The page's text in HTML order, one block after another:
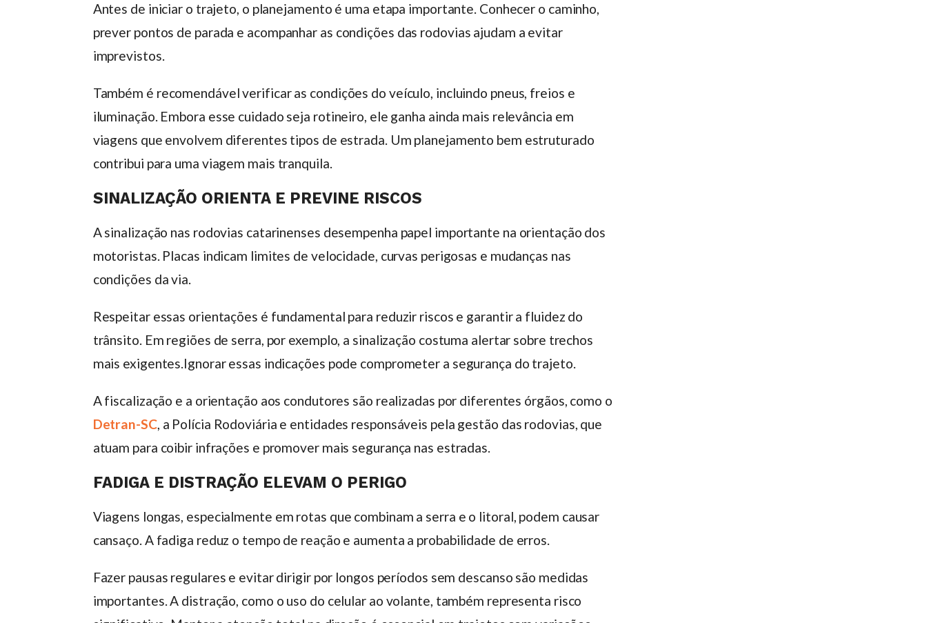
Antes de iniciar o trajeto, o planejamento é uma etapa importante. Conhecer o caminho,
prever pontos de parada e acompanhar as condições das rodovias ajudam a evitar
imprevistos.
Também é recomendável verificar as condições do veículo, incluindo pneus, freios e
iluminação. Embora esse cuidado seja rotineiro, ele ganha ainda mais relevância em
viagens que envolvem diferentes tipos de estrada. Um planejamento bem estruturado
contribui para uma viagem mais tranquila.
SINALIZAÇÃO ORIENTA E PREVINE RISCOS
A sinalização nas rodovias catarinenses desempenha papel importante na orientação dos
motoristas. Placas indicam limites de velocidade, curvas perigosas e mudanças nas
condições da via.
Respeitar essas orientações é fundamental para reduzir riscos e garantir a fluidez do
trânsito. Em regiões de serra, por exemplo, a sinalização costuma alertar sobre trechos
mais exigentes.Ignorar essas indicações pode comprometer a segurança do trajeto.
A fiscalização e a orientação aos condutores são realizadas por diferentes órgãos, como o
Detran-SC, a Polícia Rodoviária e entidades responsáveis pela gestão das rodovias, que
atuam para coibir infrações e promover mais segurança nas estradas.
FADIGA E DISTRAÇÃO ELEVAM O PERIGO
Viagens longas, especialmente em rotas que combinam a serra e o litoral, podem causar
cansaço. A fadiga reduz o tempo de reação e aumenta a probabilidade de erros.
Fazer pausas regulares e evitar dirigir por longos períodos sem descanso são medidas
importantes. A distração, como o uso do celular ao volante, também representa risco